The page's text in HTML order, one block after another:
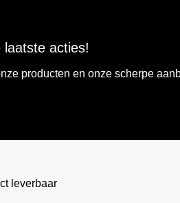
acties!
producten en onze scherpe
leverbaar